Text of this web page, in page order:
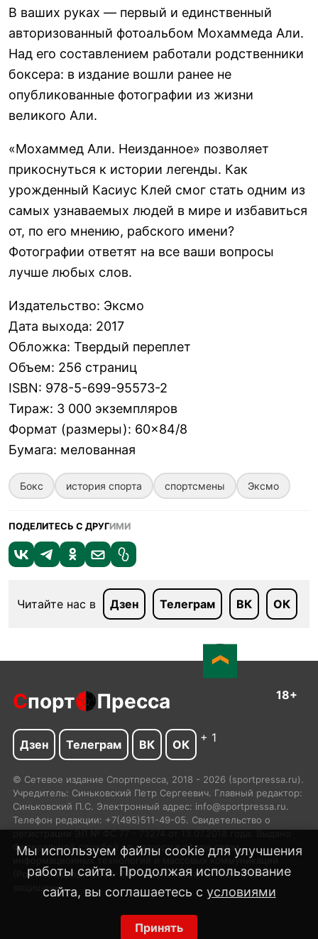
В ваших руках — первый и единственный
авторизованный фотоальбом Мохаммеда Али.
Над его составлением работали родственники
боксера: в издание вошли ранее не
опубликованные фотографии из жизни
великого Али.
«Мохаммед Али. Неизданное» позволяет
прикоснуться к истории легенды. Как
урожденный Касиус Клей смог стать одним из
самых узнаваемых людей в мире и избавиться
от, по его мнению, рабского имени?
Фотографии ответят на все ваши вопросы
лучше любых слов.
Издательство: Эксмо
Дата выхода: 2017
Обложка: Твердый переплет
Объем: 256 страниц
ISBN: 978-5-699-95573-2
Тираж: 3 000 экземпляров
Формат (размеры): 60×84/8
Бумага: мелованная
Бокс история спорта спортсмены Эксмо
ПОДЕЛИТЕСЬ С ДРУГИМИ
Читайте нас в Дзен Телеграм ВК ОК
Мы используем файлы cookie для улучшения
работы сайта. Продолжая использование
сайта, вы соглашаетесь с условиями
Принять
Спорт Пресса 18+
Дзен Телеграм ВК ОК + 1
© Сетевое издание Спортпресса, 2018 - 2026 (sportpressa.ru).
Учредитель: Синьковский Петр Сергеевич. Главный редактор:
Синьковский П.С. Электронный адрес: info@sportpressa.ru.
Телефон редакции: +7(495)511-49-05. Свидетельство о
регистрации ЭЛ № ФС 77 - 73274 от 13.07.2018 года. Выдано
Федеральной службой по надзору в сфере связи,
информационных технологий и массовых коммуникаций
(Роскомнадзор). 2002-2024 SportPressa.ru™ Все права
защищены.